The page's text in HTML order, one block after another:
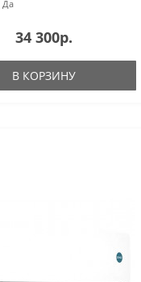
Да
34 300р.
В КОРЗИНУ